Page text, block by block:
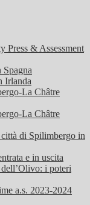
Press & Assessment
Irlanda
La Châtre
La Châtre
di Spilimbergo in
e in uscita
i poteri
a.s. 2023-2024